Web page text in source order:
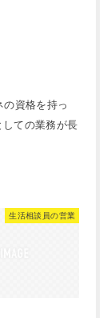
資格を持っ
ての業務が長
生活相談員の営業